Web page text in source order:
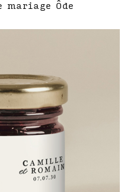
mariage Ôde